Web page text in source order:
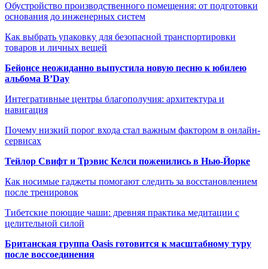
Обустройство производственного помещения: от подготовки
основания до инженерных систем
Как выбрать упаковку для безопасной транспортировки
товаров и личных вещей
Бейонсе неожиданно выпустила новую песню к юбилею
альбома B’Day
Интегративные центры благополучия: архитектура и
навигация
Почему низкий порог входа стал важным фактором в онлайн-
сервисах
Тейлор Свифт и Трэвис Келси поженились в Нью-Йорке
Как носимые гаджеты помогают следить за восстановлением
после тренировок
Тибетские поющие чаши: древняя практика медитации с
целительной силой
Британская группа Oasis готовится к масштабному туру
после воссоединения